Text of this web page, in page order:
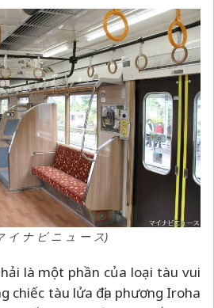
イ ナ ビ ニ ュ ー ス)
là một phần của loại tàu vui
chiếc tàu lửa địa phương Iroha